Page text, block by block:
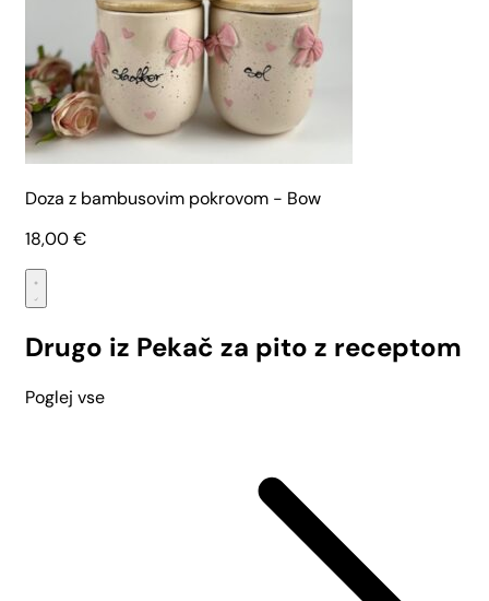
Doza z bambusovim pokrovom - Bow
18,00€
Drugo iz Pekač za pito z receptom
Poglej vse